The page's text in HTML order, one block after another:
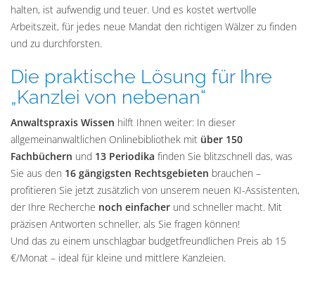
halten, ist aufwendig und teuer. Und es kostet wertvolle
Arbeitszeit, für jedes neue Mandat den richtigen Wälzer zu finden
und zu durchforsten.
Die praktische Lösung für Ihre
„Kanzlei von nebenan“
Anwaltspraxis Wissen hilft Ihnen weiter: In dieser
allgemeinanwaltlichen Onlinebibliothek mit über 150
Fachbüchern und 13 Periodika finden Sie blitzschnell das, was
Sie aus den 16 gängigsten Rechtsgebieten brauchen –
profitieren Sie jetzt zusätzlich von unserem neuen KI-Assistenten,
der Ihre Recherche noch einfacher und schneller macht. Mit
präzisen Antworten schneller, als Sie fragen können!
Und das zu einem unschlagbar budgetfreundlichen Preis ab 15
€/Monat – ideal für kleine und mittlere Kanzleien.